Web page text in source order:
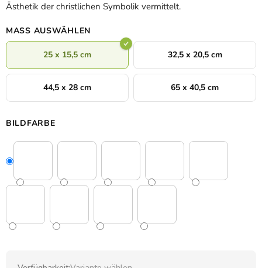
Ästhetik der christlichen Symbolik vermittelt.
MASS AUSWÄHLEN
25 x 15,5 cm 32,5 x 20,5 cm
44,5 x 28 cm 65 x 40,5 cm
BILDFARBE